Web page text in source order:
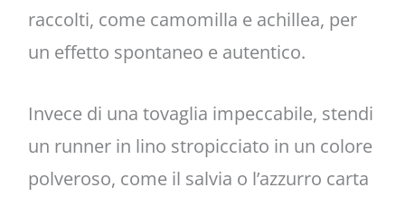
raccolti, come camomilla e achillea, per
un effetto spontaneo e autentico.
Invece di una tovaglia impeccabile, stendi
un runner in lino stropicciato in un colore
polveroso, come il salvia o l’azzurro carta